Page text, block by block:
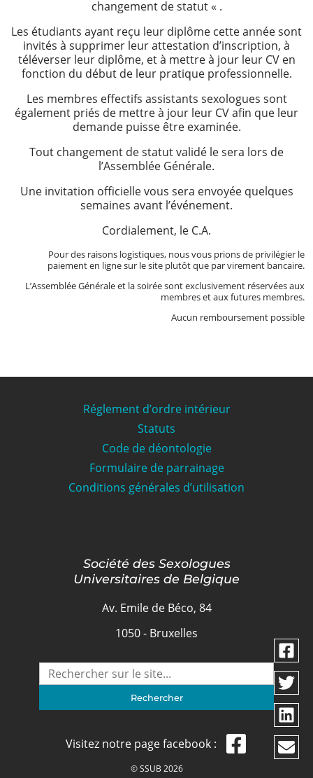
d’emploi/
Stage
Prix
Contact
changement de statut « .
Les étudiants ayant reçu leur diplôme cette année sont
invités à supprimer leur attestation d’inscription, à
téléverser leur diplôme, et à mettre à jour leur CV en
fonction du début de leur pratique professionnelle.
Les membres effectifs assistants sexologues sont
également priés de mettre à jour leur CV afin que leur
demande puisse être examinée.
Tout changement de statut validé le sera lors de
l’Assemblée Générale.
Une invitation officielle vous sera envoyée quelques
semaines avant l’événement.
Cordialement, le C.A.
Pour des raisons logistiques, nous vous prions de privilégier le
paiement en ligne sur le site plutôt que par virement bancaire.
L’Assemblée Générale et la soirée sont exclusivement réservées aux
membres et aux futures membres.
Aucun remboursement possible
Réglement d’ordre intérieur
Statuts
Code de déontologie
Formulaire de parrainage
Conditions générales d’utilisation
Société des Sexologues
Universitaires de Belgique
Av. Emile de Béco, 84
1050 - Bruxelles
Visitez notre page facebook :
© SSUB 2026